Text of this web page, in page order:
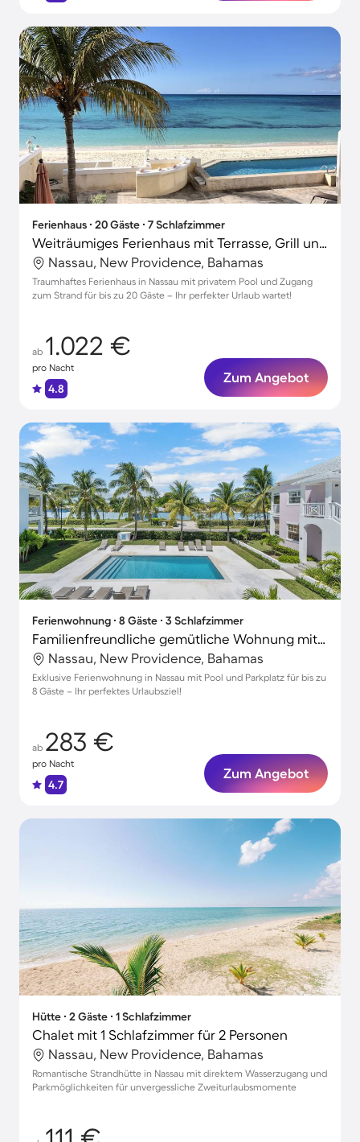
Ferienhaus ∙ 20 Gäste ∙ 7 Schlafzimmer
Weiträumiges Ferienhaus mit Terrasse, Grill und privatem Pool | Strand in der Nähe
Nassau, New Providence, Bahamas
Traumhaftes Ferienhaus in Nassau mit privatem Pool und Zugang
zum Strand für bis zu 20 Gäste – Ihr perfekter Urlaub wartet!
ab 1.022 €
pro Nacht
4.8
Zum Angebot
Ferienwohnung ∙ 8 Gäste ∙ 3 Schlafzimmer
Familienfreundliche gemütliche Wohnung mit Pool und Grill | Nah am Strand
Nassau, New Providence, Bahamas
Exklusive Ferienwohnung in Nassau mit Pool und Parkplatz für bis zu
8 Gäste – Ihr perfektes Urlaubsziel!
ab 283 €
pro Nacht
4.7
Zum Angebot
Hütte ∙ 2 Gäste ∙ 1 Schlafzimmer
Chalet mit 1 Schlafzimmer für 2 Personen
Nassau, New Providence, Bahamas
Romantische Strandhütte in Nassau mit direktem Wasserzugang und
Parkmöglichkeiten für unvergessliche Zweiturlaubsmomente